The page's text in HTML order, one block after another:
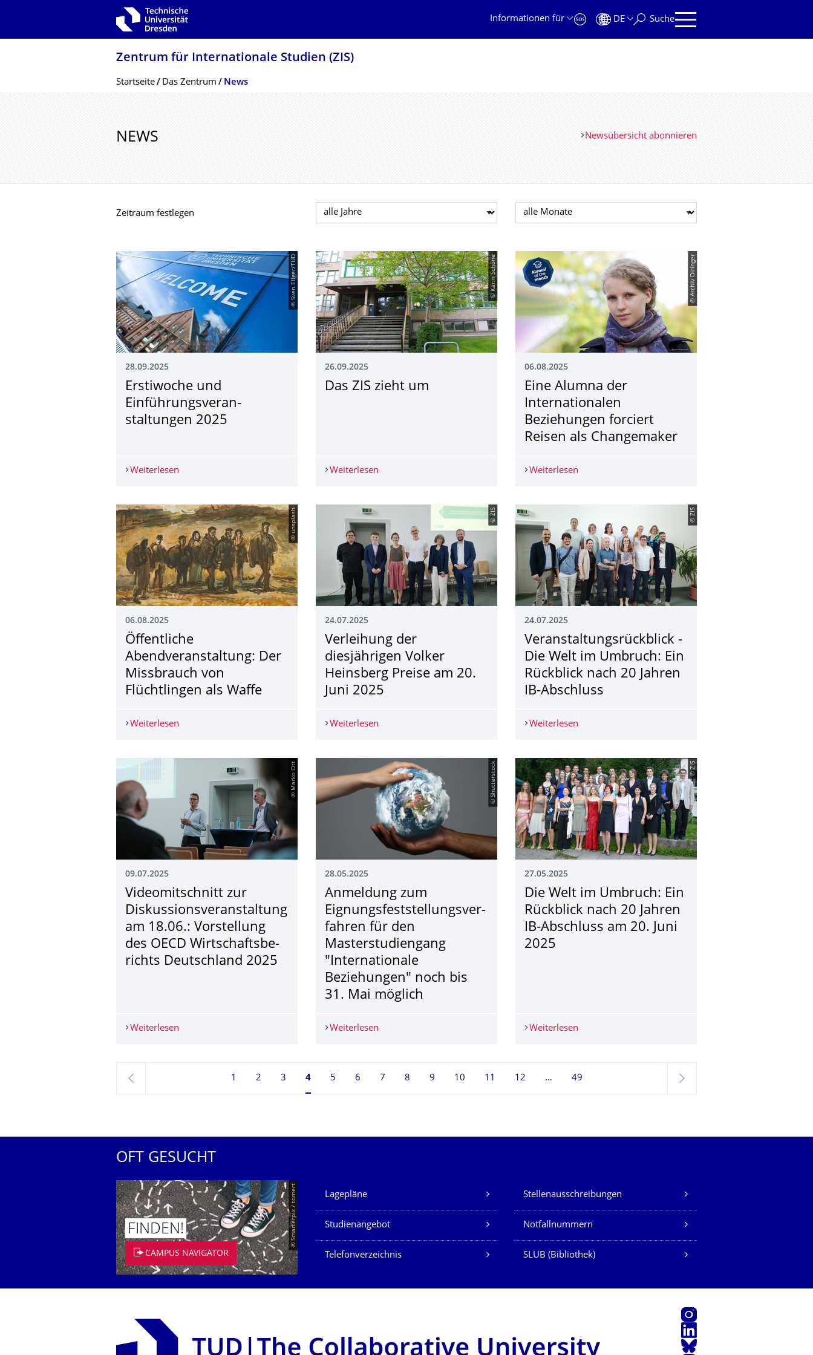
Zur Hauptnavigation springen
Informationen für
DE Suche
Zentrum für Internationale Studien (ZIS)
Breadcrumb-Menü
Startseite Das Zentrum News
NEWS Newsübersicht abonnieren
Zeitraum festlegen Jahr auswählen Monat auswählen
© Sven Ellger/TUD
28.09.2025
Erstiwoche und
Einführungsveran­
staltungen 2025
Weiterlesen Erstiwoche und Einführungsveranstaltungen 2025
© Karin Schöne
26.09.2025
Das ZIS zieht um
Weiterlesen
© Archiv Diringer
06.08.2025
Eine Alumna der
Internationalen
Beziehungen forciert
Reisen als Changemaker
Weiterlesen
© unsplash
06.08.2025
Öffentliche
Abendveranstaltung: Der
Missbrauch von
Flüchtlingen als Waffe
Weiterlesen Öffentliche Abendveranstaltung: Der Missbrauch von Flüchtlingen als Waffe
© ZIS
24.07.2025
Verleihung der
diesjährigen Volker
Heinsberg Preise am 20.
Juni 2025
Weiterlesen Verleihung der diesjährigen Volker Heinsberg Preise am 20. Juni 2025
© ZIS
24.07.2025
Veranstaltungsrü­ckblick -
Die Welt im Umbruch: Ein
Rückblick nach 20 Jahren
IB-Abschluss
Weiterlesen
© Marko Ott
09.07.2025
Videomitschnitt zur
Diskussionsveran­staltung
am 18.06.: Vorstellung
des OECD Wirtschaftsbe­
richts Deutschland 2025
Weiterlesen Videomitschnitt zur Diskussionsveranstaltung am 18.06.: Vorstellung des OECD Wirtschaftsberichts Deutschland 2025
© Shutterstock
28.05.2025
Anmeldung zum
Eignungsfest­stellungsver­
fahren für den
Masterstudien­gang
"Internationale
Beziehungen" noch bis
31. Mai möglich
Weiterlesen Anmeldung zum Eignungsfest­stellungsver­fahren für den Masterstudien­gang "Internationale
© ZIS
27.05.2025
Die Welt im Umbruch: Ein
Rückblick nach 20 Jahren
IB-Abschluss am 20. Juni
2025
Weiterlesen
zurück
1 2 3 Seite 4, aktuell ausgewählt
4 5 6 7 8 9 10 11 12 49
weiter
OFT GESUCHT
© Smarterpix / tomert
FINDEN!
CAMPUS NAVIGATOR
Unsere Dienste
Lagepläne Stellenausschreibungen
Studienangebot Notfallnummern
Telefonverzeichnis SLUB (Bibliothek)
Instagram
LinkedIn
Bluesky